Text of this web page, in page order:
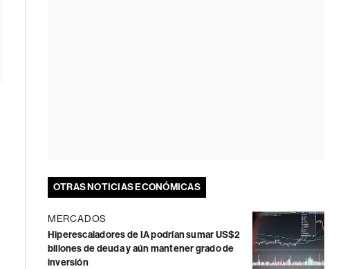
OTRAS NOTICIAS ECONÓMICAS
MERCADOS
Hiperescaladores de IA podrían sumar US$2
billones de deuda y aún mantener grado de
inversión